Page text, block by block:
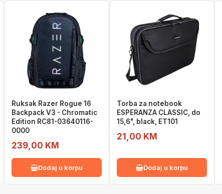
Ruksak Razer Rogue 16
Backpack V3 - Chromatic
Edition RC81-03640116-
0000
239,00 KM
Dodaj u korpu
Torba za notebook
ESPERANZA CLASSIC, do
15,6", black, ET101
21,00 KM
Dodaj u korpu